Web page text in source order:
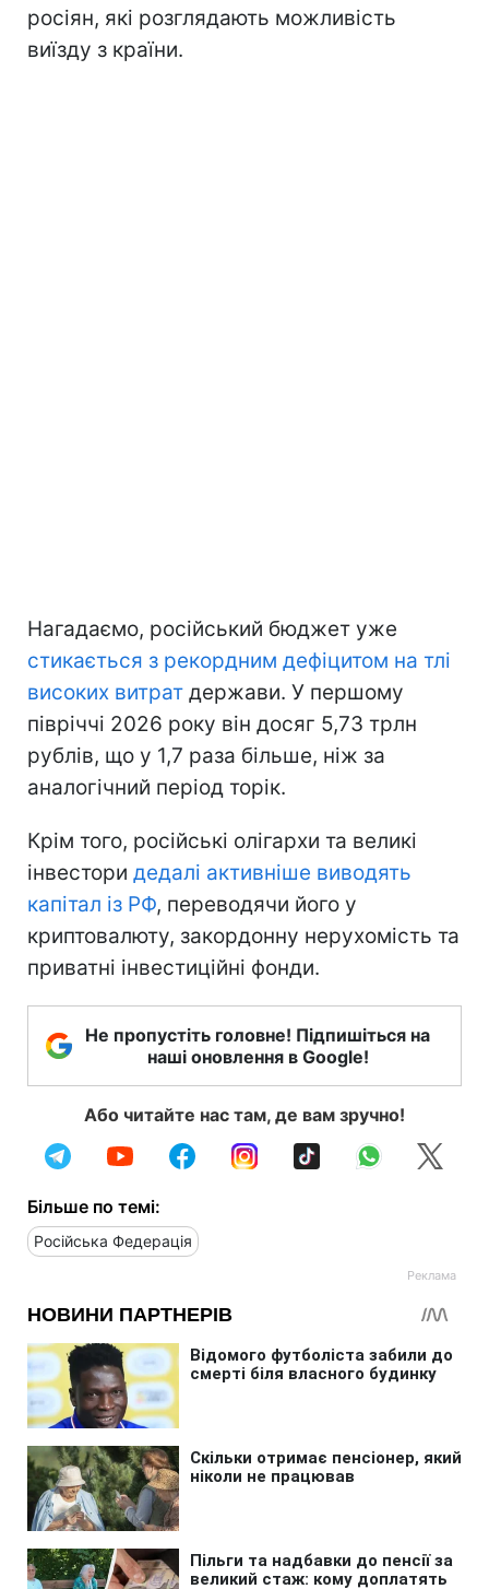
росіян, які розглядають можливість
виїзду з країни.
Нагадаємо, російський бюджет уже
стикається з рекордним дефіцитом на тлі
високих витрат держави. У першому
півріччі 2026 року він досяг 5,73 трлн
рублів, що у 1,7 раза більше, ніж за
аналогічний період торік.
Крім того, російські олігархи та великі
інвестори дедалі активніше виводять
капітал із РФ, переводячи його у
криптовалюту, закордонну нерухомість та
приватні інвестиційні фонди.
Не пропустіть головне! Підпишіться на
наші оновлення в Google!
Або читайте нас там, де вам зручно!
Більше по темі:
Російська Федерація